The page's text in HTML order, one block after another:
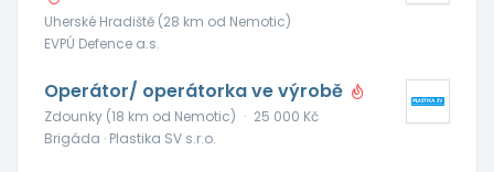
Uherské Hradiště (28 km od Nemotic)
EVPÚ Defence a.s.
Operátor/ operátorka ve výrobě
Zdounky (18 km od Nemotic) · 25 000 Kč
Brigáda · Plastika SV s.r.o.